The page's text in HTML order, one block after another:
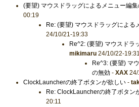
(要望) マウスドラッグによるメニュー編
00:19
Re: (要望) マウスドラッグによる
24/10/21-19:33
Re^2: (要望) マウスドラ
mikimaru24/10/22-19:31
Re^3: (要望) マ
の無効 -XAX
ClockLauncherの終了ボタンが欲しい-
Re: ClockLauncherの終了ボタン
20:11